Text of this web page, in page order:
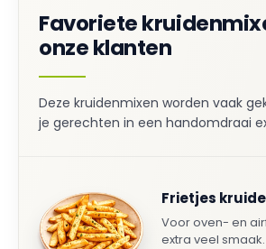
Favoriete
onze klanten
Deze kruidenmixen worden vaak
je gerechten in een handomdraai
Frietjes
Voor oven- en
extra veel smaak.